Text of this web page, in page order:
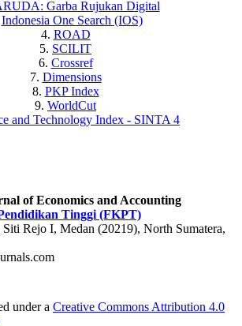
: Garba Rujukan Digital
Indonesia One Search (IOS)
4. ROAD
5. SCILIT
6. Crossref
7. Dimensions
8. PKP Index
9. WorldCut
and Technology Index - SINTA 4
of Economics and Accounting
Tinggi (FKPT)
Rejo I, Medan (20219), North Sumatera,
under a Creative Commons Attribution 4.0